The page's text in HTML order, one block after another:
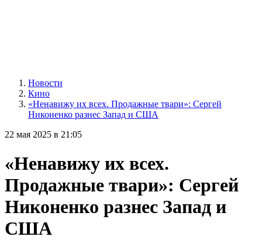
Новости
Кино
«Ненавижу их всех. Продажные твари»: Сергей
Никоненко разнес Запад и США
22 мая 2025 в 21:05
«Ненавижу их всех.
Продажные твари»: Сергей
Никоненко разнес Запад и
США